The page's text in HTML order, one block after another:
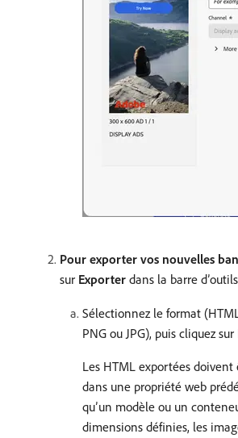
Pour exporter vos nouvelles
sur Exporter dans la barre
Sélectionnez le format
PNG ou JPG), puis cliquez sur
Les HTML exportées doivent
dans une propriété web
qu’un modèle ou un
dimensions définies, les